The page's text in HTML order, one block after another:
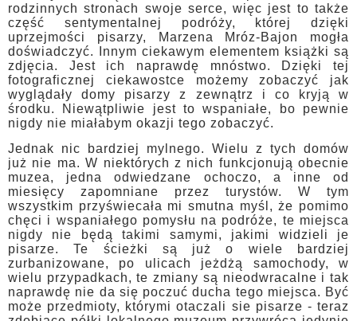
rodzinnych stronach swoje serce, więc jest to także
część sentymentalnej podróży, której dzięki
uprzejmości pisarzy, Marzena Mróz-Bajon mogła
doświadczyć. Innym ciekawym elementem książki są
zdjęcia. Jest ich naprawdę mnóstwo. Dzięki tej
fotograficznej ciekawostce możemy zobaczyć jak
wyglądały domy pisarzy z zewnątrz i co kryją w
środku. Niewątpliwie jest to wspaniałe, bo pewnie
nigdy nie miałabym okazji tego zobaczyć.
Jednak nic bardziej mylnego. Wielu z tych domów
już nie ma. W niektórych z nich funkcjonują obecnie
muzea, jedna odwiedzane ochoczo, a inne od
miesięcy zapomniane przez turystów. W tym
wszystkim przyświecała mi smutna myśl, że pomimo
chęci i wspaniałego pomysłu na podróże, te miejsca
nigdy nie będą takimi samymi, jakimi widzieli je
pisarze. Te ścieżki są już o wiele bardziej
zurbanizowane, po ulicach jeżdżą samochody, w
wielu przypadkach, te zmiany są nieodwracalne i tak
naprawdę nie da się poczuć ducha tego miejsca. Być
może przedmioty, którymi otaczali sie pisarze - teraz